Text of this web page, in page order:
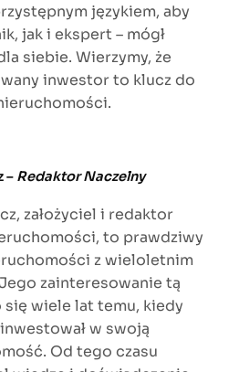
językiem, aby
jak i ekspert – mógł
siebie. Wierzymy, że
inwestor to klucz do
– Redaktor Naczelny
założyciel i redaktor
to prawdziwy
z wieloletnim
zainteresowanie tą
się wiele lat temu, kiedy
w swoją
Od tego czasu